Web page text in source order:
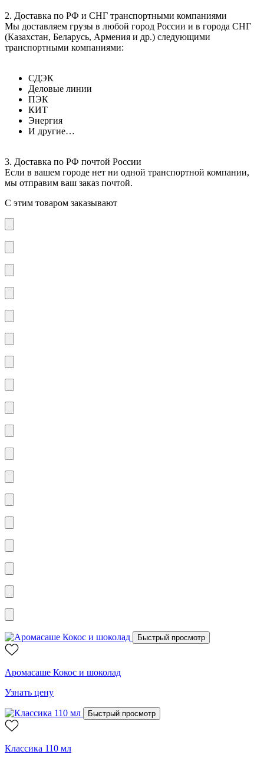
2. Доставка по РФ и СНГ транспортными компаниями
Мы доставляем грузы в любой город России и в города СНГ
(Казахстан, Беларусь, Армения и др.) следующими
транспортными компаниями:
СДЭК
Деловые линии
ПЭК
КИТ
Энергия
И другие…
3. Доставка по РФ почтой России
Если в вашем городе нет ни одной транспортной компании,
мы отправим ваш заказ почтой.
С этим товаром заказывают
Быстрый просмотр
Аромасаше Кокос и шоколад
Узнать цену
Быстрый просмотр
Классика 110 мл